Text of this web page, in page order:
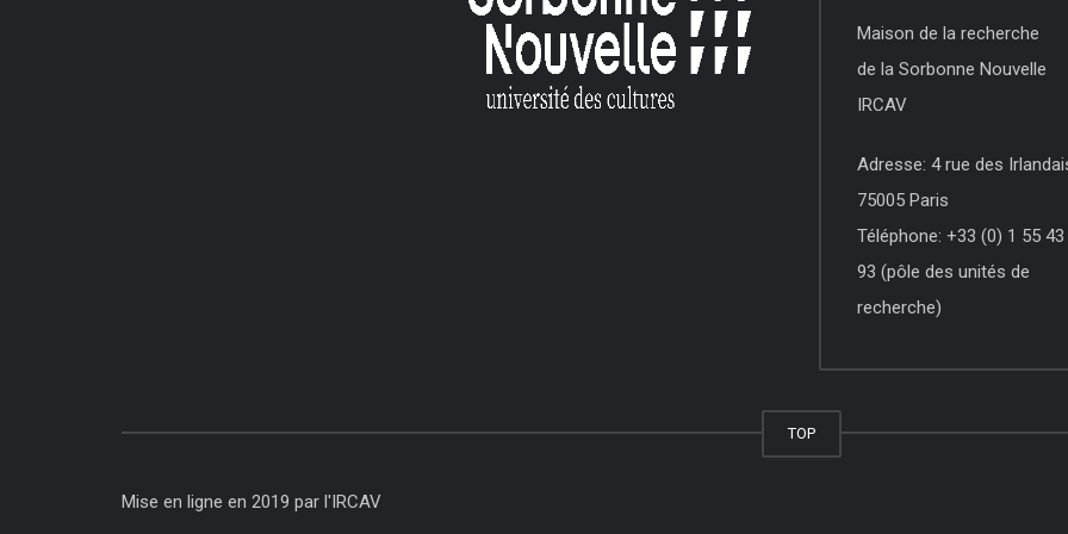
Maison de la recherche
de la Sorbonne Nouvelle
IRCAV
Adresse: 4 rue des
75005 Paris
Téléphone: +33 (0) 1 55 43
93 (pôle des unités de
recherche)
TOP
Mise en ligne en 2019 par l'IRCAV